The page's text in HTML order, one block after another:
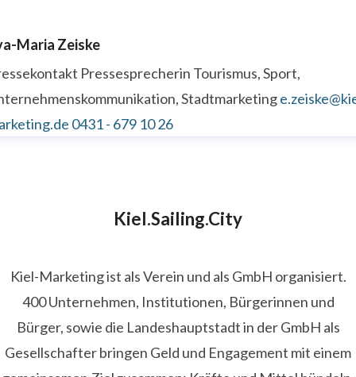
Maria Zeiske
Pressesprecherin Tourismus, Sport,
Stadtmarketing
0431 - 679 10 26
Kiel.Sailing.City
Kiel-Marketing ist als Verein und als GmbH organisiert.
400 Unternehmen, Institutionen, Bürgerinnen und
Bürger, sowie die Landeshauptstadt in der GmbH als
Gesellschafter bringen Geld und Engagement mit einem